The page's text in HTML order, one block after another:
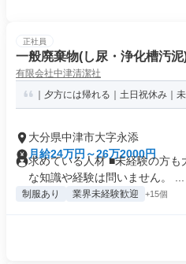
正社員
一般廃棄物(し尿・浄化槽汚
有限会社中津清潔社
｜夕方には帰れる｜土日祝休み｜
大分県中津市大字永添
月給24万円～26万2000円
求めている人材 ■未経験の方
な知識や経験は問いません。 ...
制服あり 業界未経験歓迎 +15個